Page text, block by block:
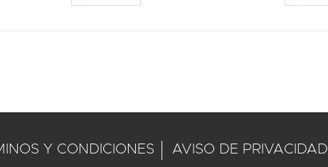
Y CONDICIONES AVISO DE PRIVACIDAD